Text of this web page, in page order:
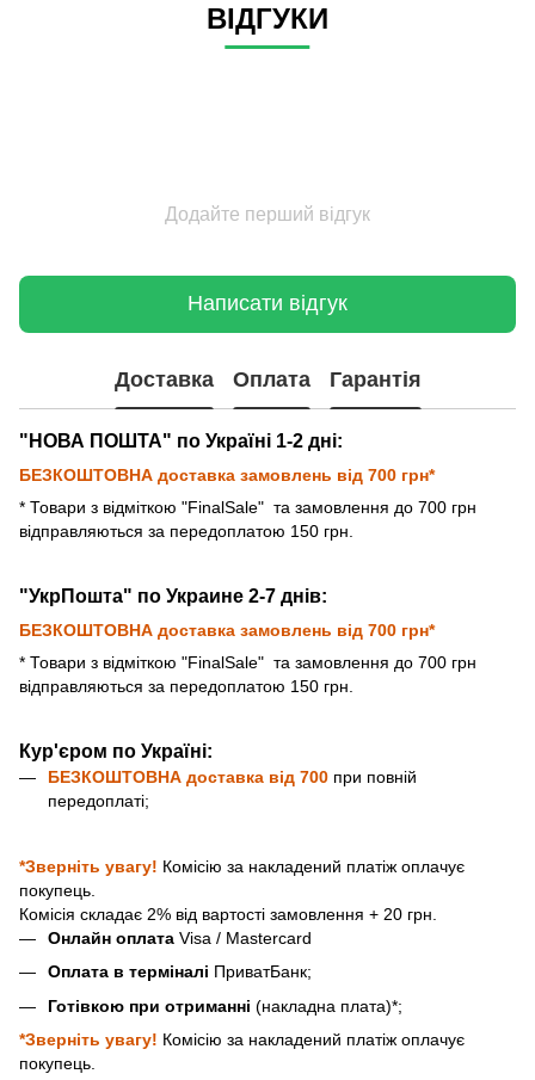
ВІДГУКИ
Додайте перший відгук
Написати відгук
Доставка Оплата Гарантія
"НОВА ПОШТА" по Україні 1-2 дні:
БЕЗКОШТОВНА доставка замовлень від 700 грн*
* Товари з відміткою "FinalSale" та замовлення до 700 грн
відправляються за передоплатою 150 грн.
"УкрПошта" по Украине 2-7 днів:
БЕЗКОШТОВНА доставка замовлень від 700 грн*
* Товари з відміткою "FinalSale" та замовлення до 700 грн
відправляються за передоплатою 150 грн.
Кур'єром по Україні:
БЕЗКОШТОВНА доставка від 700 при повній
передоплаті;
*Зверніть увагу! Комісію за накладений платіж оплачує
покупець.
Комісія складає 2% від вартості замовлення + 20 грн.
Онлайн оплата Visa / Mastercard
Оплата в терміналі ПриватБанк;
Готівкою при отриманні (накладна плата)*;
*Зверніть увагу! Комісію за накладений платіж оплачує
покупець.